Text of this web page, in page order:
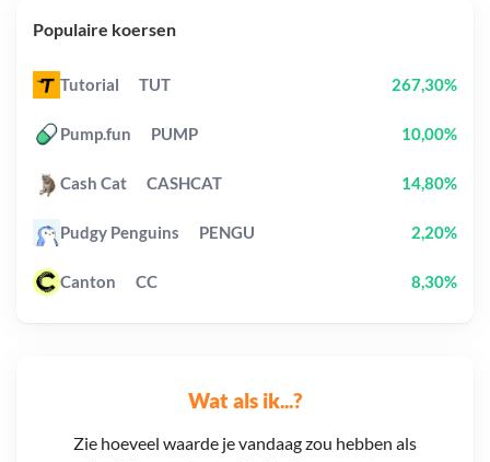
Wat als ik...?
Zie hoeveel waarde je vandaag zou hebben als
Populaire koersen
Tutorial TUT 267,30%
Pump.fun PUMP 10,00%
Cash Cat CASHCAT 14,80%
Pudgy Penguins PENGU 2,20%
Canton CC 8,30%